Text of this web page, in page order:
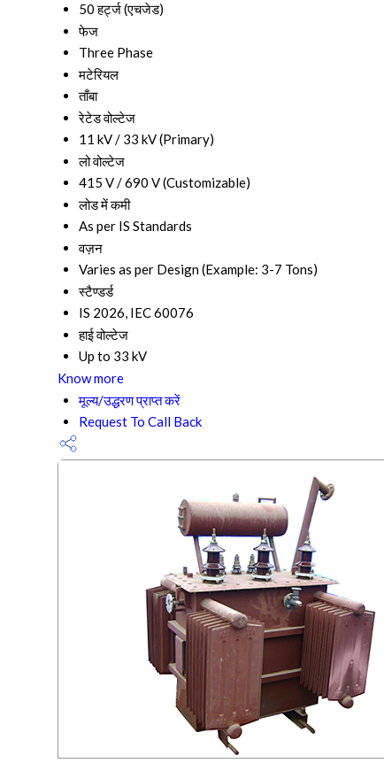
50 हर्ट्ज (एचजेड)
फेज
Three Phase
मटेरियल
ताँबा
रेटेड वोल्टेज
11 kV / 33 kV (Primary)
लो वोल्टेज
415 V / 690 V (Customizable)
लोड में कमी
As per IS Standards
वज़न
Varies as per Design (Example: 3-7 Tons)
स्टैण्डर्ड
IS 2026, IEC 60076
हाई वोल्टेज
Up to 33 kV
Know more
मूल्य/उद्धरण प्राप्त करें
Request To Call Back